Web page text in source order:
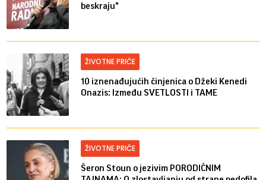
beskraju"
ŽIVOTNE PRIČE
10 iznenađujućih činjenica o Džeki Kenedi
Onazis: Između SVETLOSTI i TAME
ŽIVOTNE PRIČE
Šeron Stoun o jezivim PORODIČNIM